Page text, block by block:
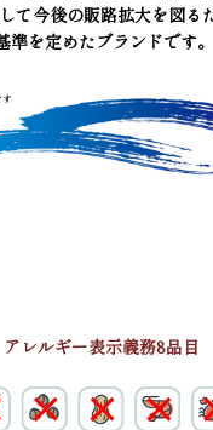
て今後の販路拡大を図る
準を定めたブランドです。
アレルギー表示義務8品目